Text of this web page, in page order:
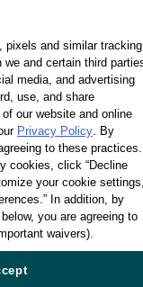
在凯度消费者指数
示疫情结束后会继续
但是品牌们对疫情后
费者依然充满吸引力
近4成受访者表示，
投资计划对零食品牌
问题。
疫情尚未结束，品牌
我们关注的焦点，零
过去后，我们会看
pixels and similar tracking
and certain third
media, and advertising
use, and share
our website and online
Privacy Policy. By
to these practices.
cookies, click “Decline
your cookie settings,
In addition, by
you are agreeing to
waivers).